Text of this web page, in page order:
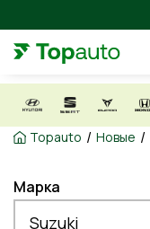
Topauto / Новые /
Марка